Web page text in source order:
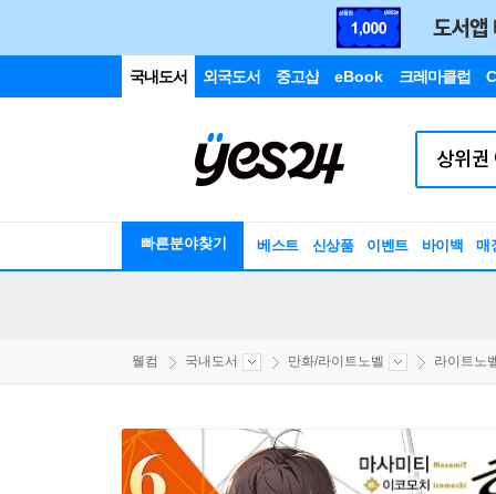
국내도서 외국도서 중고샵 eBook 크레마클럽
빠른분야찾기 베스트 신상품 이벤트 바이백 매
웰컴 국내도서 만화/라이트노벨 라이트노